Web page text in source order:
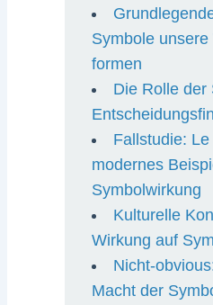
Symbole
formen
Die Rolle der
Fallstudie:
modernes
Symbolwirkung
Kulturelle
Wirkung auf
Nicht-
Macht der